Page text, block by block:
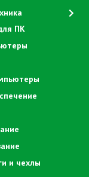
ПК
и чехлы